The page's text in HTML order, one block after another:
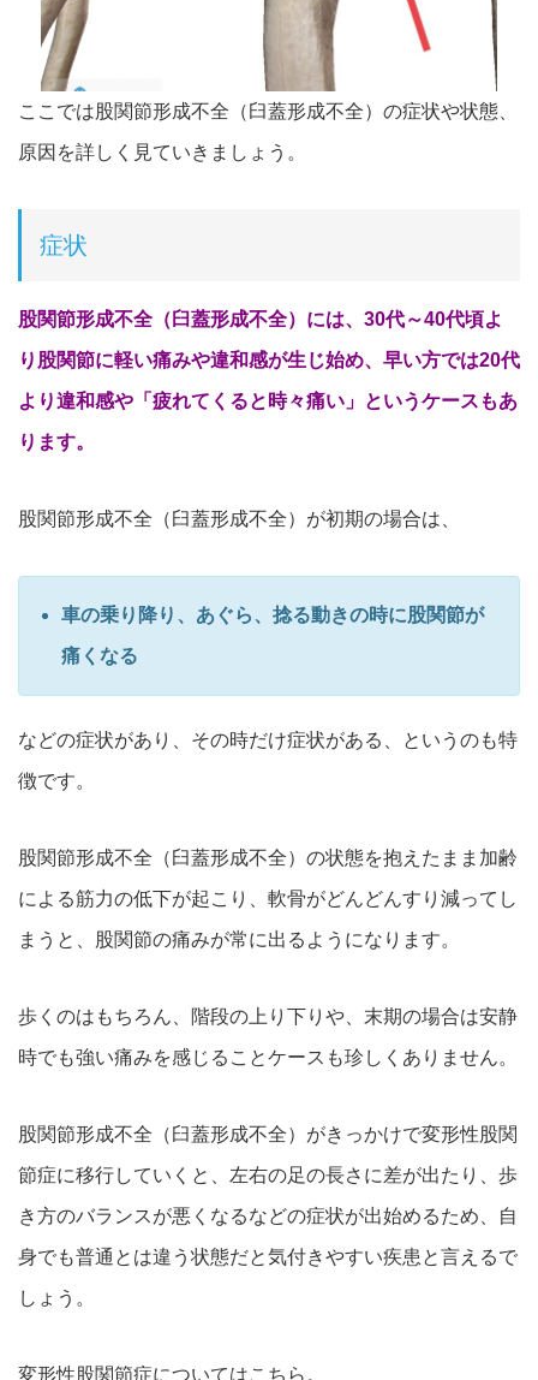
ここでは股関節形成不全（臼蓋形成不全）の症状や状態、
原因を詳しく見ていきましょう。
症状
股関節形成不全（臼蓋形成不全）には、30代～40代頃よ
り股関節に軽い痛みや違和感が生じ始め、早い方では20代
より違和感や「疲れてくると時々痛い」というケースもあ
ります。
股関節形成不全（臼蓋形成不全）が初期の場合は、
車の乗り降り、あぐら、捻る動きの時に股関節が
痛くなる
などの症状があり、その時だけ症状がある、というのも特
徴です。
股関節形成不全（臼蓋形成不全）の状態を抱えたまま加齢
による筋力の低下が起こり、軟骨がどんどんすり減ってし
まうと、股関節の痛みが常に出るようになります。
歩くのはもちろん、階段の上り下りや、末期の場合は安静
時でも強い痛みを感じることケースも珍しくありません。
股関節形成不全（臼蓋形成不全）がきっかけで変形性股関
節症に移行していくと、左右の足の長さに差が出たり、歩
き方のバランスが悪くなるなどの症状が出始めるため、自
身でも普通とは違う状態だと気付きやすい疾患と言えるで
しょう。
変形性股関節症についてはこちら。